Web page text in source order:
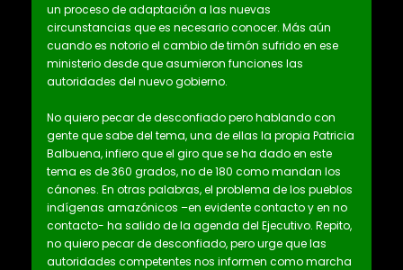
un proceso de adaptación a las nuevas
circunstancias que es necesario conocer. Más aún
cuando es notorio el cambio de timón sufrido en ese
ministerio desde que asumieron funciones las
autoridades del nuevo gobierno.
No quiero pecar de desconfiado pero hablando con
gente que sabe del tema, una de ellas la propia Patricia
Balbuena, infiero que el giro que se ha dado en este
tema es de 360 grados, no de 180 como mandan los
cánones. En otras palabras, el problema de los pueblos
indígenas amazónicos –en evidente contacto y en no
contacto- ha salido de la agenda del Ejecutivo. Repito,
no quiero pecar de desconfiado, pero urge que las
autoridades competentes nos informen como marcha